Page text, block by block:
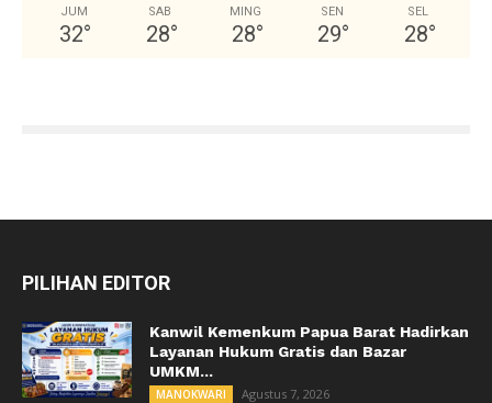
JUM
32°
SAB
28°
MING
28°
SEN
29°
SEL
28°
PILIHAN EDITOR
Kanwil Kemenkum Papua Barat Hadirkan
Layanan Hukum Gratis dan Bazar
UMKM...
MANOKWARI Agustus 7, 2026